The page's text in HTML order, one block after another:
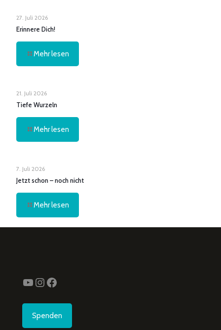
27. Juli 2026
Erinnere Dich!
Mehr lesen
21. Juli 2026
Tiefe Wurzeln
Mehr lesen
7. Juli 2026
Jetzt schon – noch nicht
Mehr lesen
YouTube
Instagram
Facebook
Spenden